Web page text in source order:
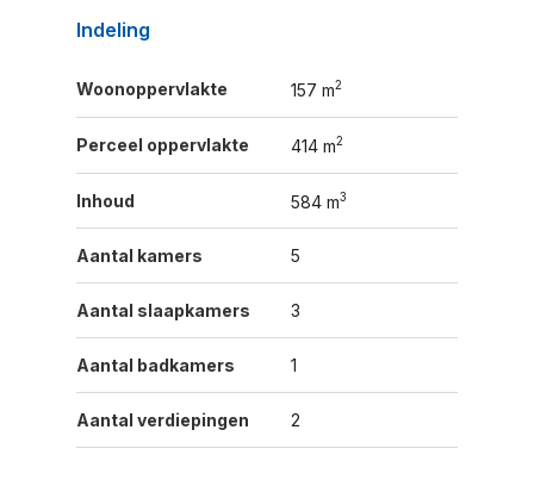
Indeling
Woonoppervlakte 157 m2
Perceel oppervlakte 414 m2
Inhoud 584 m3
Aantal kamers 5
Aantal slaapkamers 3
Aantal badkamers 1
Aantal verdiepingen 2